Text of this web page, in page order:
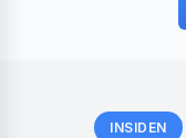
INSIDEN